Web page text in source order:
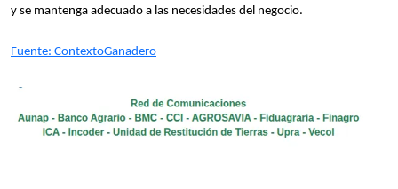
y se mantenga adecuado a las necesidades del negocio.
Fuente: ContextoGanadero​